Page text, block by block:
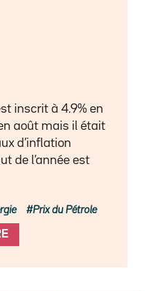
inscrit à 4.9% en
août mais il était
d’inflation
de l’année est
Prix du Pétrole